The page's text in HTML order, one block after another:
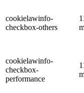
cookielawinfo-
checkbox-others
cookielawinfo-
checkbox-
performance